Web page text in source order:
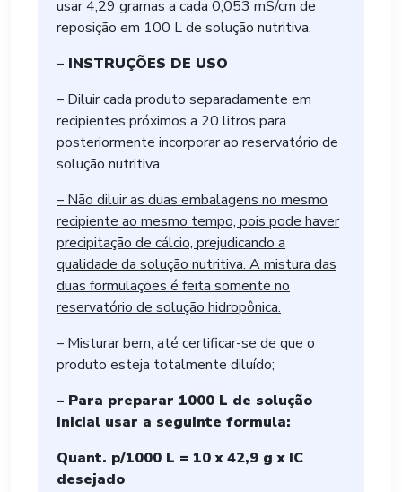
usar 4,29 gramas a cada 0,053 mS/cm de
reposição em 100 L de solução nutritiva.
– INSTRUÇÕES DE USO
– Diluir cada produto separadamente em
recipientes próximos a 20 litros para
posteriormente incorporar ao reservatório de
solução nutritiva.
– Não diluir as duas embalagens no mesmo
recipiente ao mesmo tempo, pois pode haver
precipitação de cálcio, prejudicando a
qualidade da solução nutritiva. A mistura das
duas formulações é feita somente no
reservatório de solução hidropônica.
– Misturar bem, até certificar-se de que o
produto esteja totalmente diluído;
– Para preparar 1000 L de solução
inicial usar a seguinte formula:
Quant. p/1000 L = 10 x 42,9 g x IC
desejado